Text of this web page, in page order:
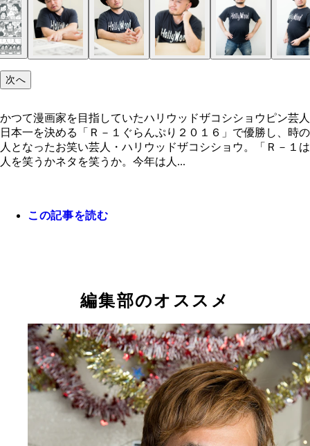
次へ
かつて漫画家を目指していたハリウッドザコシショウピン芸人
日本一を決める「Ｒ－１ぐらんぷり２０１６」で優勝し、時の
人となったお笑い芸人・ハリウッドザコシショウ。「Ｒ－１は
人を笑うかネタを笑うか。今年は人...
この記事を読む
編集部のオススメ